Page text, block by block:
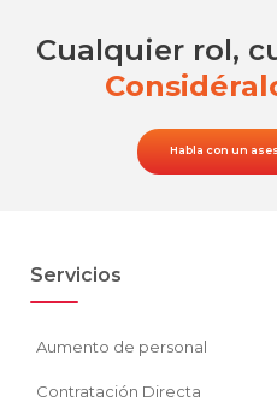
Cualquier rol,
Habla con un
Servicios
Aumento de personal
Contratación Directa